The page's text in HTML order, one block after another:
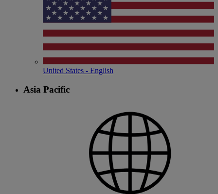
United States - English
Asia Pacific